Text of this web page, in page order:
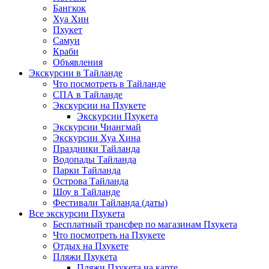
Бангкок
Хуа Хин
Пхукет
Самуи
Краби
Объявления
Экскурсии в Тайланде
Что посмотреть в Тайланде
СПА в Тайланде
Экскурсии на Пхукете
Экскурсии Пхукета
Экскурсии Чиангмай
Экскурсии Хуа Хина
Праздники Тайланда
Водопады Тайланда
Парки Тайланда
Острова Тайланда
Шоу в Тайланде
Фестивали Тайланда (даты)
Все экскурсии Пхукета
Бесплатный трансфер по магазинам Пхукета
Что посмотреть на Пхукете
Отдых на Пхукете
Пляжи Пхукета